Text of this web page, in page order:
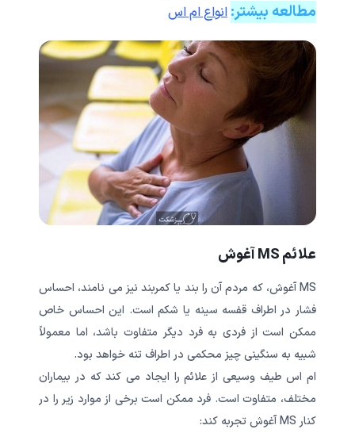
مطالعه بیشتر: انواع ام اس
علائم MS آغوش
MS آغوش، که مردم آن را بند یا کمربند نیز می نامند، احساس
فشار در اطراف قفسه سینه یا شکم است. این احساس خاص
ممکن است از فردی به فرد دیگر متفاوت باشد، اما معمولاً
شبیه به سنگینی چیز محکمی در اطراف تنه خواهد بود.
ام اس طیف وسیعی از علائم را ایجاد می کند که در بیماران
مختلف، متفاوت است. فرد ممکن است برخی از موارد زیر را در
کنار MS آغوش تجربه کند: